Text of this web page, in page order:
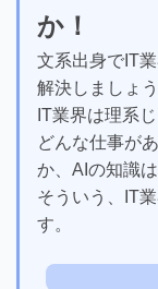
か！
文系出身でIT
解決しましょう
IT業界は理系
どんな仕事が
か、AIの知識
そういう、IT
す。